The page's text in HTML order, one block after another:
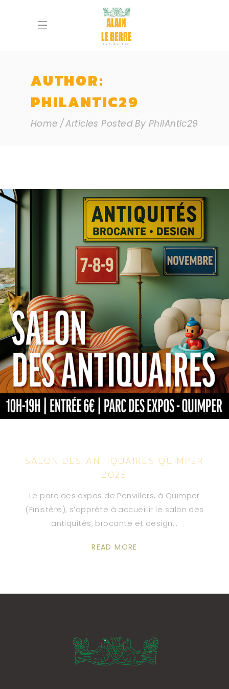
AUTHOR:
PHILANTIC29
Home Articles Posted By PhilAntic29
SALON DES ANTIQUAIRES QUIMPER
2025
Le parc des expos de Penvillers, à Quimper
(Finistère), s’apprête à accueillir le salon des
antiquités, brocante et design
READ MORE